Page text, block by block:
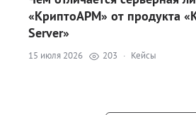
«КриптоАРМ» от продукта
Server»
15 июля 2026 203 · Кейсы